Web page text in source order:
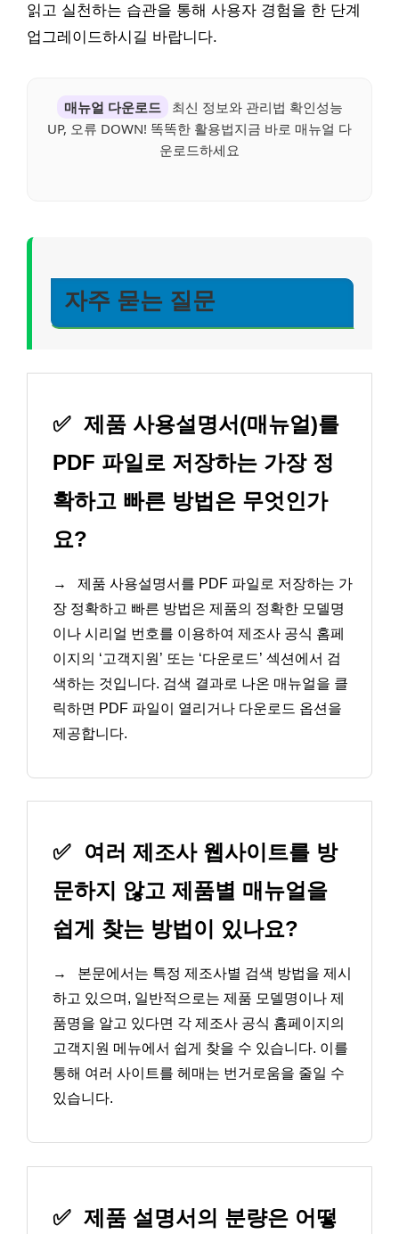
읽고 실천하는 습관을 통해 사용자 경험을 한 단계
업그레이드하시길 바랍니다.
매뉴얼 다운로드
최신 정보와 관리법 확인성능
UP, 오류 DOWN! 똑똑한 활용법지금 바로 매뉴얼 다
운로드하세요
자주 묻는 질문
✅ 제품 사용설명서(매뉴얼)를
PDF 파일로 저장하는 가장 정
확하고 빠른 방법은 무엇인가
요?
→
제품 사용설명서를 PDF 파일로 저장하는 가
장 정확하고 빠른 방법은 제품의 정확한 모델명
이나 시리얼 번호를 이용하여 제조사 공식 홈페
이지의 ‘고객지원’ 또는 ‘다운로드’ 섹션에서 검
색하는 것입니다. 검색 결과로 나온 매뉴얼을 클
릭하면 PDF 파일이 열리거나 다운로드 옵션을
제공합니다.
✅
여러 제조사 웹사이트를 방
문하지 않고 제품별 매뉴얼을
쉽게 찾는 방법이 있나요?
→
본문에서는 특정 제조사별 검색 방법을 제시
하고 있으며, 일반적으로는 제품 모델명이나 제
품명을 알고 있다면 각 제조사 공식 홈페이지의
고객지원 메뉴에서 쉽게 찾을 수 있습니다. 이를
통해 여러 사이트를 헤매는 번거로움을 줄일 수
있습니다.
✅ 제품 설명서의 분량은 어떻